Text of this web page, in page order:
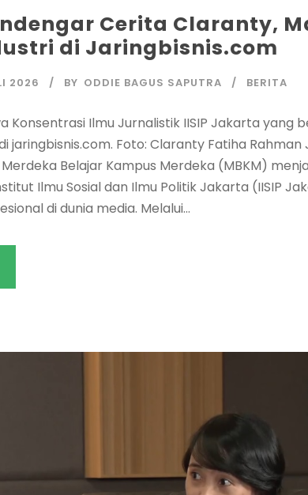
Cerita Claranty,
di Jaringbisnis.com
2026 BY ODDIE BAGUS SAPUTRA BERITA
Konsentrasi Ilmu Jurnalistik IISIP Jakarta yang
jaringbisnis.com. Foto: Claranty Fatiha Rahman
Belajar Kampus Merdeka (MBKM)
Ilmu Sosial dan Ilmu Politik Jakarta (IISIP
di dunia media. Melalui...